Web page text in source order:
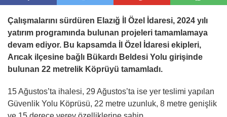
Çalışmalarını sürdüren Elazığ İl Özel İdaresi, 2024 yılı
yatırım programında bulunan projeleri tamamlamaya
devam ediyor. Bu kapsamda İl Özel İdaresi ekipleri,
Arıcak ilçesine bağlı Bükardı Beldesi Yolu girişinde
bulunan 22 metrelik Köprüyü tamamladı.
15 Ağustos’ta ihalesi, 29 Ağustos’ta ise yer teslimi yapılan
Güvenlik Yolu Köprüsü, 22 metre uzunluk, 8 metre genişlik